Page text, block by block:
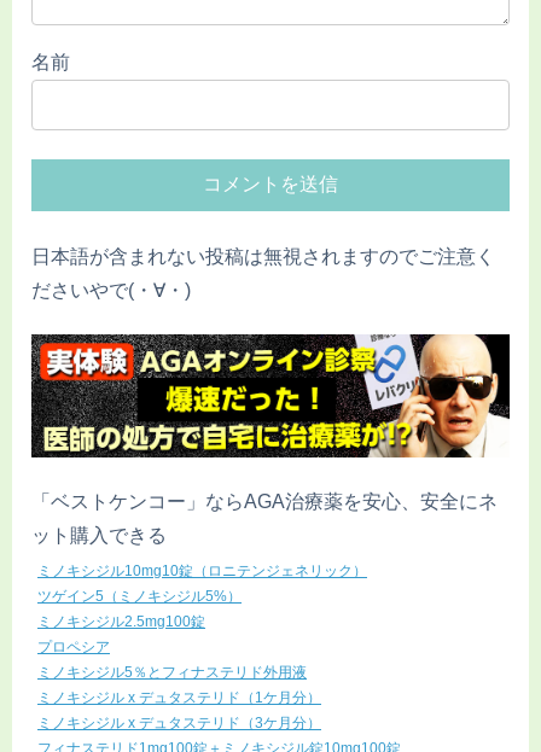
名前
日本語が含まれない投稿は無視されますのでご注意く
ださいやで(・∀・)
「ベストケンコー」ならAGA治療薬を安心、安全にネ
ット購入できる
ミノキシジル10mg10錠（ロニテンジェネリック）
ツゲイン5（ミノキシジル5%）
ミノキシジル2.5mg100錠
プロペシア
ミノキシジル5％とフィナステリド外用液
ミノキシジル x デュタステリド（1ケ月分）
ミノキシジル x デュタステリド（3ケ月分）
フィナステリド1mg100錠＋ミノキシジル錠10mg100錠